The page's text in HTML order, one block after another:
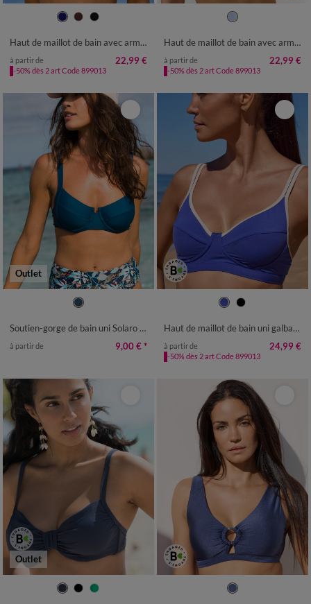
Haut de maillot de bain avec armatures drapé uni
à partir de 22,99 €
-50% dès 2 art Code 899013
Haut de maillot de bain avec armatures Padula - forme corbeille
à partir de 22,99 €
-50% dès 2 art Code 899013
Outlet
Soutien-gorge de bain uni Solaro - avec armatures
à partir de 9,00 € *
Haut de maillot de bain uni galbant Ilaya - sans armatures
à partir de 24,99 €
-50% dès 2 art Code 899013
Outlet